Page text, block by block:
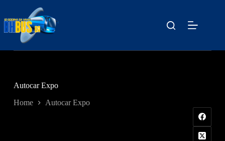
content
Autocar Expo
Home Autocar Expo